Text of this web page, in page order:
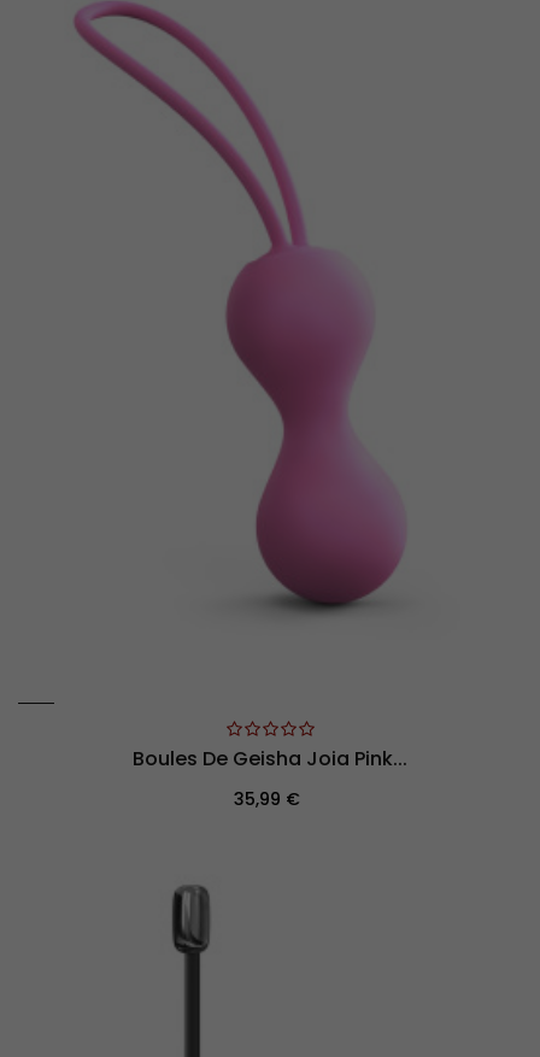
Boules De Geisha Joia Pink...
Prix
35,99 €